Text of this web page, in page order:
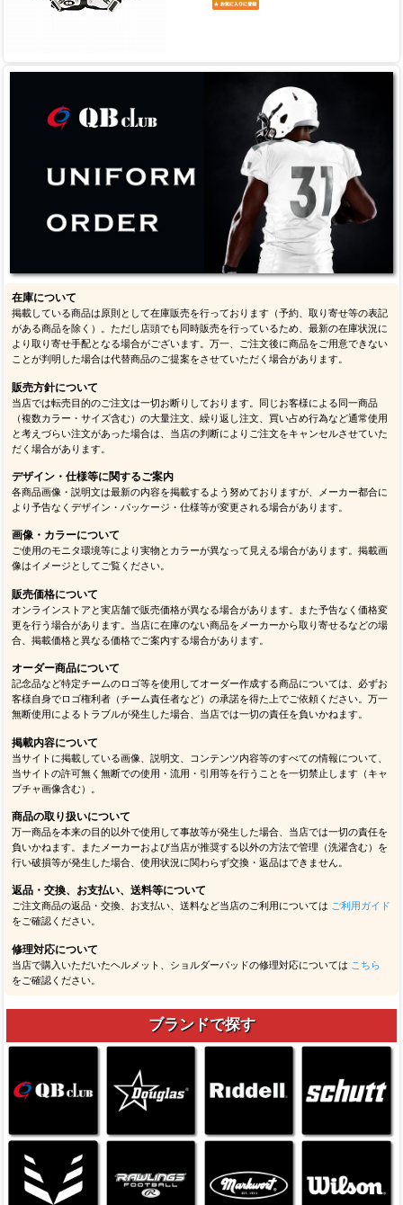
在庫について
掲載している商品は原則として在庫販売を行っております（予約、取り寄せ等の表記
がある商品を除く）。ただし店頭でも同時販売を行っているため、最新の在庫状況に
より取り寄せ手配となる場合がございます。万一、ご注文後に商品をご用意できない
ことが判明した場合は代替商品のご提案をさせていただく場合があります。
販売方針について
当店では転売目的のご注文は一切お断りしております。同じお客様による同一商品
（複数カラー・サイズ含む）の大量注文、繰り返し注文、買い占め行為など通常使用
と考えづらい注文があった場合は、当店の判断によりご注文をキャンセルさせていた
だく場合があります。
デザイン・仕様等に関するご案内
各商品画像・説明文は最新の内容を掲載するよう努めておりますが、メーカー都合に
より予告なくデザイン・パッケージ・仕様等が変更される場合があります。
画像・カラーについて
ご使用のモニタ環境等により実物とカラーが異なって見える場合があります。掲載画
像はイメージとしてご覧ください。
販売価格について
オンラインストアと実店舗で販売価格が異なる場合があります。また予告なく価格変
更を行う場合があります。当店に在庫のない商品をメーカーから取り寄せるなどの場
合、掲載価格と異なる価格でご案内する場合があります。
オーダー商品について
記念品など特定チームのロゴ等を使用してオーダー作成する商品については、必ずお
客様自身でロゴ権利者（チーム責任者など）の承諾を得た上でご依頼ください。万一
無断使用によるトラブルが発生した場合、当店では一切の責任を負いかねます。
掲載内容について
当サイトに掲載している画像、説明文、コンテンツ内容等のすべての情報について、
当サイトの許可無く無断での使用・流用・引用等を行うことを一切禁止します（キャ
プチャ画像含む）。
商品の取り扱いについて
万一商品を本来の目的以外で使用して事故等が発生した場合、当店では一切の責任を
負いかねます。またメーカーおよび当店が推奨する以外の方法で管理（洗濯含む）を
行い破損等が発生した場合、使用状況に関わらず交換・返品はできません。
返品・交換、お支払い、送料等について
ご注文商品の返品・交換、お支払い、送料など当店のご利用については ご利用ガイド
をご確認ください。
修理対応について
当店で購入いただいたヘルメット、ショルダーパッドの修理対応については こちら
をご確認ください。
ブランドで探す